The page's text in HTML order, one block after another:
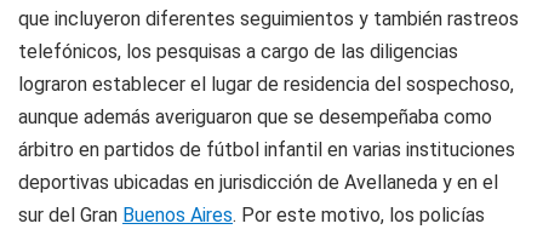
que incluyeron diferentes seguimientos y también rastreos
telefónicos, los pesquisas a cargo de las diligencias
lograron establecer el lugar de residencia del sospechoso,
aunque además averiguaron que se desempeñaba como
árbitro en partidos de fútbol infantil en varias instituciones
deportivas ubicadas en jurisdicción de Avellaneda y en el
sur del Gran Buenos Aires. Por este motivo, los policías